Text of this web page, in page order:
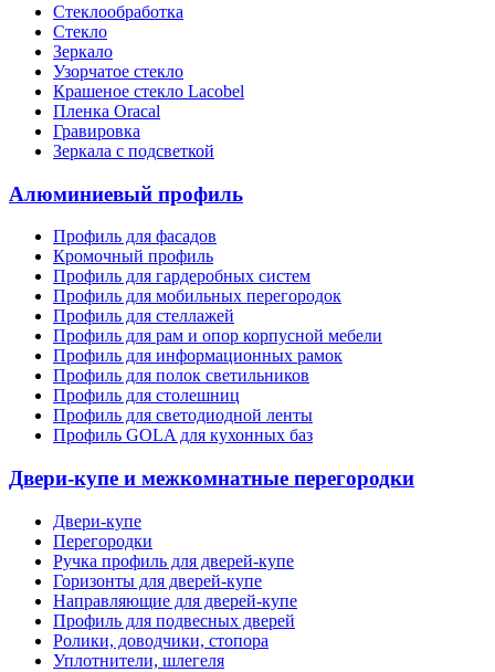
Стеклообработка
Стекло
Зеркало
Узорчатое стекло
Крашеное стекло Lacobel
Пленка Oracal
Гравировка
Зеркала с подсветкой
Алюминиевый профиль
Профиль для фасадов
Кромочный профиль
Профиль для гардеробных систем
Профиль для мобильных перегородок
Профиль для стеллажей
Профиль для рам и опор корпусной мебели
Профиль для информационных рамок
Профиль для полок светильников
Профиль для столешниц
Профиль для светодиодной ленты
Профиль GOLA для кухонных баз
Двери-купе и межкомнатные перегородки
Двери-купе
Перегородки
Ручка профиль для дверей-купе
Горизонты для дверей-купе
Направляющие для дверей-купе
Профиль для подвесных дверей
Ролики, доводчики, стопора
Уплотнители, шлегеля